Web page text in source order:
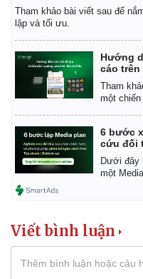
Tham khảo bài viết sau để
lập và tối ưu.
Hướng
cáo trên
Tham
một chiến
6 bước
cứu đối
Dưới đây
một
Viết bình luận